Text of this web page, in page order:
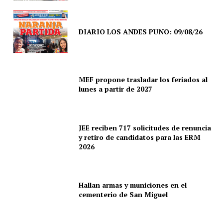
DIARIO LOS ANDES PUNO: 09/08/26
MEF propone trasladar los feriados al
lunes a partir de 2027
JEE reciben 717 solicitudes de renuncia
y retiro de candidatos para las ERM
2026
Hallan armas y municiones en el
cementerio de San Miguel